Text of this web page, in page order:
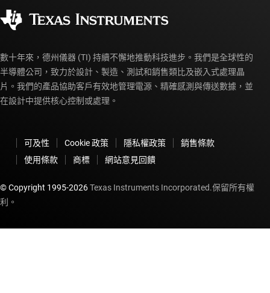
myTI 帳戶常見問題解答
數十年來，德州儀器 (TI) 持續不懈地推動科技進步。我們是全球性的
半導體公司，致力於設計、製造、測試和銷售類比及嵌入式處理晶
片。我們的產品協助客戶有效地管理電源、精確感測與傳送數據，並
在設計中提供核心控制或處理。
可及性 Cookie 政策 隱私權政策
銷售條款
使用條款
商標 網站意見回饋
© Copyright 1995-2026Texas Instruments Incorporated.保留所有權
利。